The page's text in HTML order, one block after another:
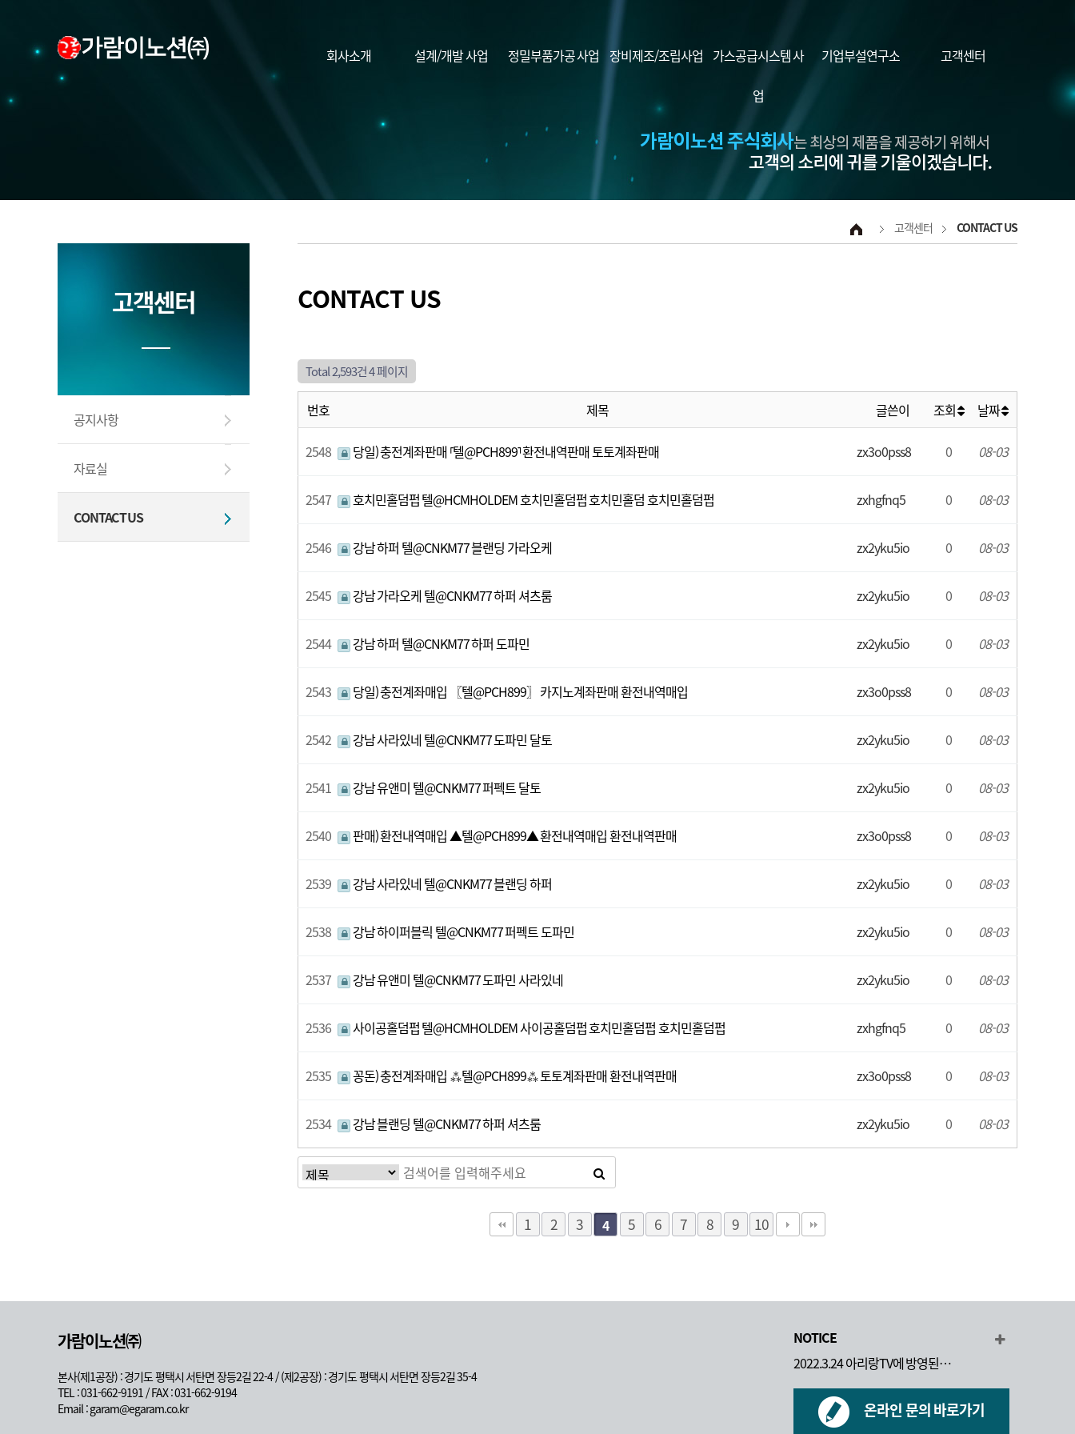
회사소개 설계/개발 사업 정밀부품가공 사업 장비제조/조립사업 가스공급시스템 사
업
기업부설연구소 고객센터
고객센터
공지사항
자료실
CONTACT US
고객센터 CONTACT US
CONTACT US
Total 2,593건4 페이지
번호 제목 글쓴이 조회 날짜
2548 당일) 충전계좌판매 ⸢텔@PCH899⸣ 환전내역판매 토토계좌판매 zx3o0pss8 0 08-03
2547 호치민홀덤펍 텔@HCMHOLDEM 호치민홀덤펍 호치민홀덤 호치민홀덤펍 zxhgfnq5 0 08-03
2546 강남 하퍼 텔@CNKM77 블랜딩 가라오케 zx2yku5io 0 08-03
2545 강남 가라오케 텔@CNKM77 하퍼 셔츠룸 zx2yku5io 0 08-03
2544 강남 하퍼 텔@CNKM77 하퍼 도파민 zx2yku5io 0 08-03
2543 당일) 충전계좌매입 〖텔@PCH899〗 카지노계좌판매 환전내역매입 zx3o0pss8 0 08-03
2542 강남 사라있네 텔@CNKM77 도파민 달토 zx2yku5io 0 08-03
2541 강남 유앤미 텔@CNKM77 퍼펙트 달토 zx2yku5io 0 08-03
2540 판매) 환전내역매입 ▲텔@PCH899▲ 환전내역매입 환전내역판매 zx3o0pss8 0 08-03
2539 강남 사라있네 텔@CNKM77 블랜딩 하퍼 zx2yku5io 0 08-03
2538 강남 하이퍼블릭 텔@CNKM77 퍼펙트 도파민 zx2yku5io 0 08-03
2537 강남 유앤미 텔@CNKM77 도파민 사라있네 zx2yku5io 0 08-03
2536 사이공홀덤펍 텔@HCMHOLDEM 사이공홀덤펍 호치민홀덤펍 호치민홀덤펍 zxhgfnq5 0 08-03
2535 꽁돈) 충전계좌매입 ⁂텔@PCH899⁂ 토토계좌판매 환전내역판매 zx3o0pss8 0 08-03
2534 강남 블랜딩 텔@CNKM77 하퍼 셔츠룸 zx2yku5io 0 08-03
1 2 3 4 5 6 7 8 9 10
가람이노션㈜
본사(제1공장) : 경기도 평택시 서탄면 장등2길 22-4 / (제2공장) : 경기도 평택시 서탄면 장등2길 35-4
TEL : 031-662-9191 / FAX : 031-662-9194
Email : garam@egaram.co.kr
NOTICE
2022.3.24 아리랑TV에 방영된…
온라인 문의 바로가기